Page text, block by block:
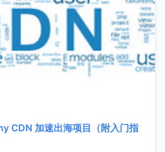
CDN 加速出海项目（附入门指